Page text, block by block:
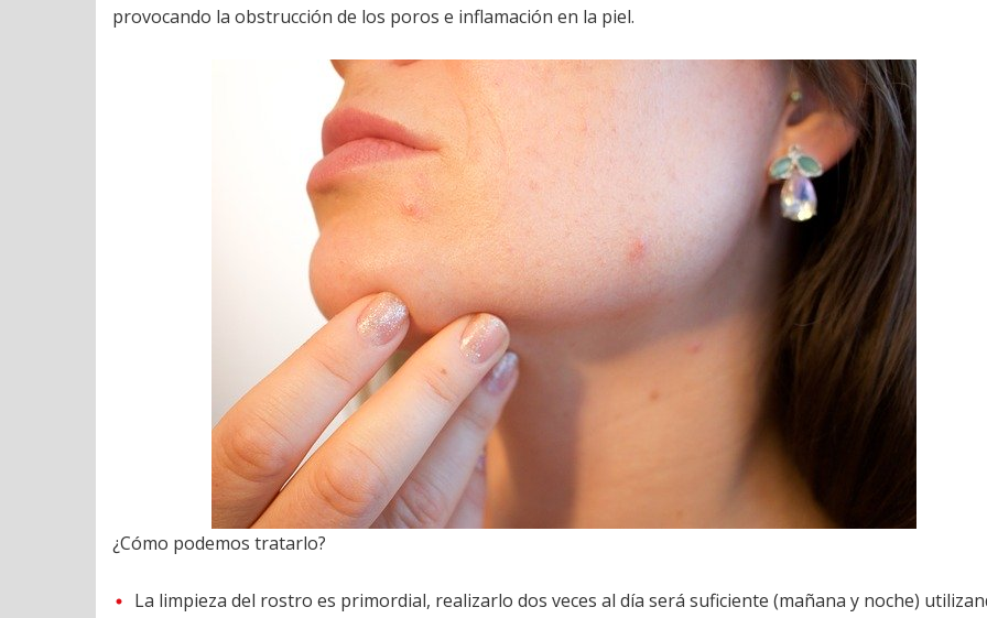
provocando la obstrucción de los poros e inflamación en la piel.
¿Cómo podemos tratarlo?
La limpieza del rostro es primordial, realizarlo dos veces al día será suficiente (mañana y noche)